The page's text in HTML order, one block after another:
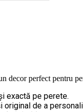
decor perfect pentru
exactă pe perete.
original de a